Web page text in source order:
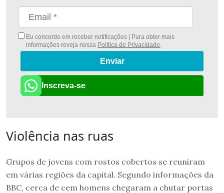
Eu concordo em receber notificações | Para obter mais
informações reveja nossa Política de Privacidade.
Enviar
Inscreva-se
Violência nas ruas
Grupos de jovens com rostos cobertos se reuniram
em várias regiões da capital. Segundo informações da
BBC, cerca de cem homens chegaram a chutar portas